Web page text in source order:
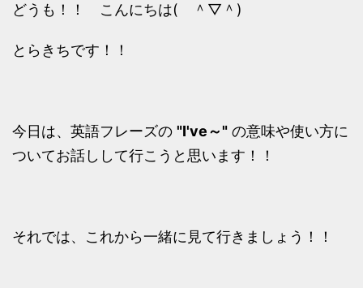
どうも！！ こんにちは( ＾▽＾)
とらきちです！！
今日は、英語フレーズの "I've～" の意味や使い方に
ついてお話しして行こうと思います！！
それでは、これから一緒に見て行きましょう！！